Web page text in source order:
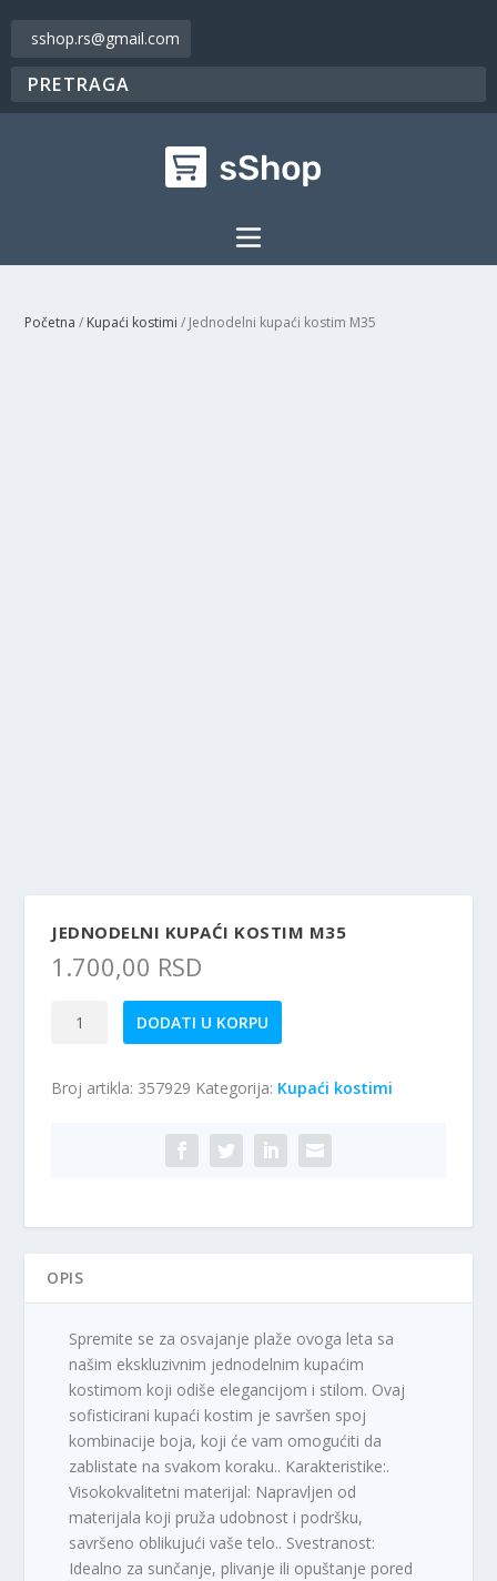
sshop.rs@gmail.com
Početna / Kupaći kostimi / Jednodelni kupaći kostim M35
JEDNODELNI KUPAĆI KOSTIM M35
1.700,00 RSD
M35
DODATI U KORPU
Broj artikla: 357929 Kategorija: Kupaći kostimi
OPIS
Spremite se za osvajanje plaže ovoga leta sa
našim ekskluzivnim jednodelnim kupaćim
kostimom koji odiše elegancijom i stilom. Ovaj
sofisticirani kupaći kostim je savršen spoj
kombinacije boja, koji će vam omogućiti da
zablistate na svakom koraku.. Karakteristike:.
Visokokvalitetni materijal: Napravljen od
materijala koji pruža udobnost i podršku,
savršeno oblikujući vaše telo.. Svestranost:
Idealno za sunčanje, plivanje ili opuštanje pored